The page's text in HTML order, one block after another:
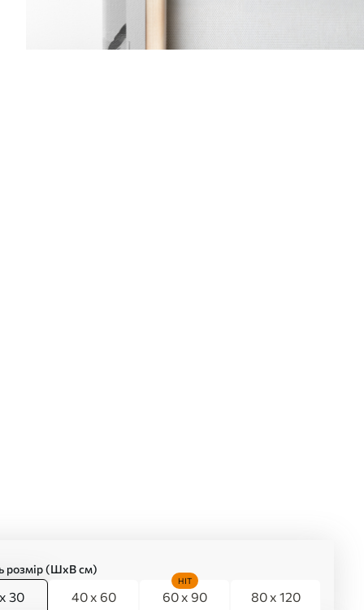
розмір (ШхВ см)
30 40 x 60 60 x 90
HIT
80 x 120